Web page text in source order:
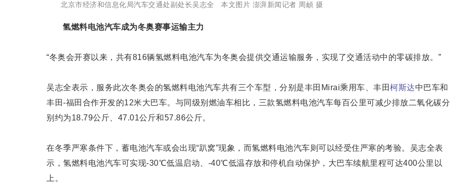
北京市经济和信息化局汽车交通处副处长吴志全 本文图片 澎湃新闻记者 周頔 摄
氢燃料电池汽车成为冬奥赛事运输主力
“冬奥会开赛以来，共有816辆氢燃料电池汽车为冬奥会提供交通运输服务，实现了交通活动中的零碳排放。”
吴志全表示，服务此次冬奥会的氢燃料电池汽车共有三个车型，分别是丰田Mirai乘用车、丰田柯斯达中巴车和
丰田-福田合作开发的12米大巴车。与同级别燃油车相比，三款氢燃料电池汽车每百公里可减少排放二氧化碳分
别约为18.79公斤、47.01公斤和57.86公斤。
在冬季严寒条件下，蓄电池汽车或会出现“趴窝”现象，而氢燃料电池汽车则可以经受住严寒的考验。吴志全表
示，氢燃料电池汽车可实现-30℃低温启动、-40℃低温存放和停机自动保护，大巴车续航里程可达400公里以
上。